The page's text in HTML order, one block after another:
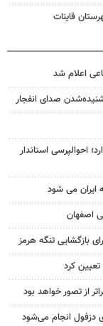
قاینات
اعلام شد
صدای انفجار
احوالپرسی استاندار
ایران می شود
اصفهان
بازگشایی تنگه هرمز
کرد
از تصور خواهد بود
دزفول انجام می‌شود